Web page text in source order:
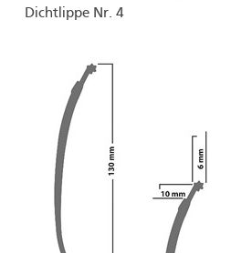
Dichtlippe Nr. 4